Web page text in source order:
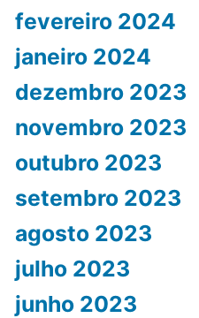
fevereiro 2024
janeiro 2024
dezembro 2023
novembro 2023
outubro 2023
setembro 2023
agosto 2023
julho 2023
junho 2023